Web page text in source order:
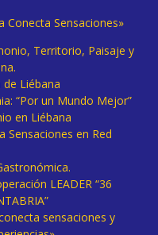
Conecta Sensaciones»
Territorio, Paisaje y
Liébana
“Por un Mundo Mejor”
en Liébana
Sensaciones en Red
LEADER “36
sensaciones y